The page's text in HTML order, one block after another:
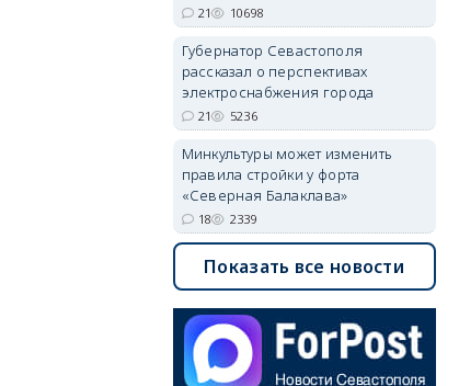
21 10698
Губернатор Севастополя
рассказал о перспективах
электроснабжения города
21 5236
Минкультуры может изменить
правила стройки у форта
«Северная Балаклава»
18 2339
Показать все новости